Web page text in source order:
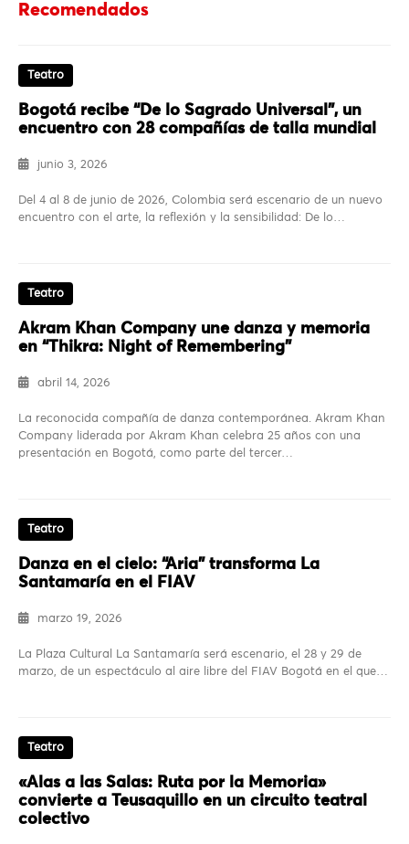
Recomendados
Teatro
Bogotá recibe “De lo Sagrado Universal”, un
encuentro con 28 compañías de talla mundial
junio 3, 2026
Del 4 al 8 de junio de 2026, Colombia será escenario de un nuevo
encuentro con el arte, la reflexión y la sensibilidad: De lo…
Teatro
Akram Khan Company une danza y memoria
en “Thikra: Night of Remembering”
abril 14, 2026
La reconocida compañía de danza contemporánea. Akram Khan
Company liderada por Akram Khan celebra 25 años con una
presentación en Bogotá, como parte del tercer…
Teatro
Danza en el cielo: “Aria” transforma La
Santamaría en el FIAV
marzo 19, 2026
La Plaza Cultural La Santamaría será escenario, el 28 y 29 de
marzo, de un espectáculo al aire libre del FIAV Bogotá en el que…
Teatro
«Alas a las Salas: Ruta por la Memoria»
convierte a Teusaquillo en un circuito teatral
colectivo